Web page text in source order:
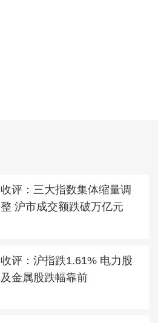
收评：三大指数集体缩量调
整 沪市成交额跌破万亿元
收评：沪指跌1.61% 电力股
及金属股跌幅靠前